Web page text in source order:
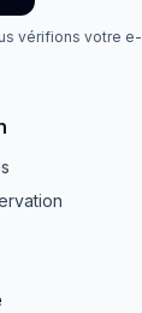
vérifions votre e-